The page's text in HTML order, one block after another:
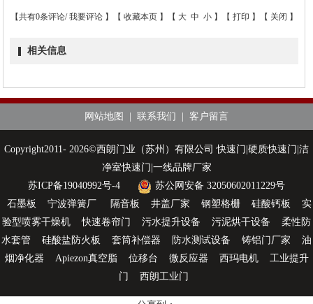
【共有0条评论/ 我要评论 】【 收藏本页 】【 大 中 小 】【 打印 】【 关闭 】
相关信息
网站地图 联系我们 客户留言
Copyright2011- 2026©西朗门业（苏州）有限公司 快速门|硬质快速门|洁
净室快速门|一线品牌厂家
苏ICP备19040992号-4
苏公网安备 32050602011229号
石墨板
宁波弹簧厂 隔音板 井盖厂家 钢塑格栅 硅酸钙板
实
验型喷雾干燥机
快速卷帘门 污水提升设备 污泥烘干设备
柔性防
水套管
硅酸盐防火板 套筒补偿器 防水测试设备 铸铝门厂家
油
烟净化器
Apiezon真空脂 位移台 微反应器 西玛电机
工业提升
门
西朗工业门